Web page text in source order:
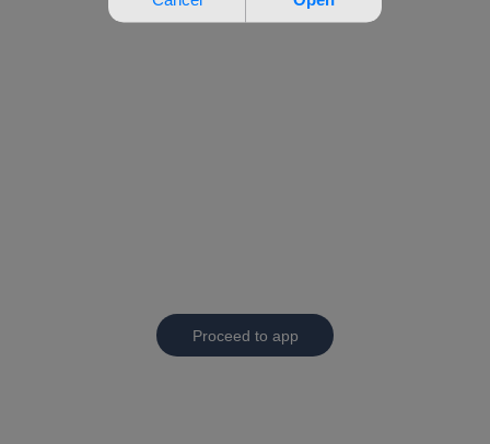
Proceed to app